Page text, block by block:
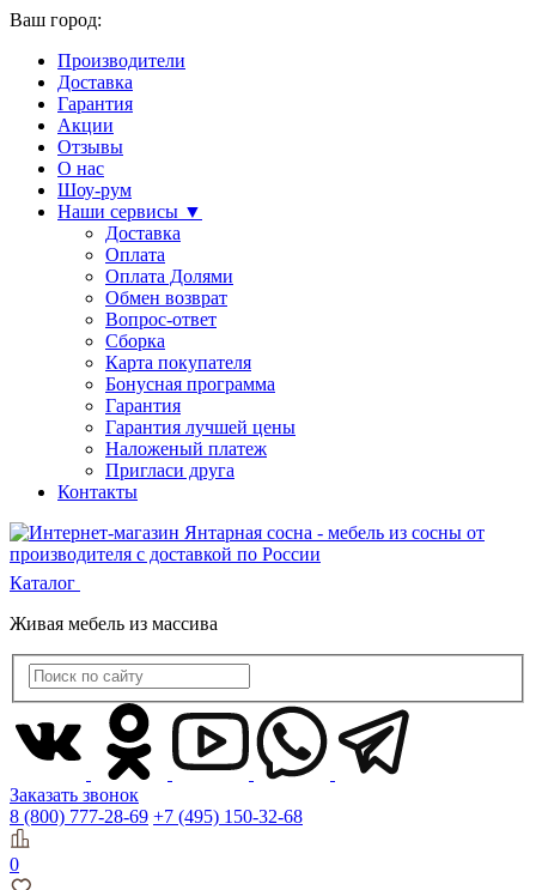
Ваш город:
Производители
Доставка
Гарантия
Акции
Отзывы
О нас
Шоу-рум
Наши сервисы ▼
Доставка
Оплата
Оплата Долями
Обмен возврат
Вопрос-ответ
Сборка
Карта покупателя
Бонусная программа
Гарантия
Гарантия лучшей цены
Наложеный платеж
Пригласи друга
Контакты
Каталог
Живая мебель из массива
Заказать звонок
8 (800) 777-28-69 +7 (495) 150-32-68
0